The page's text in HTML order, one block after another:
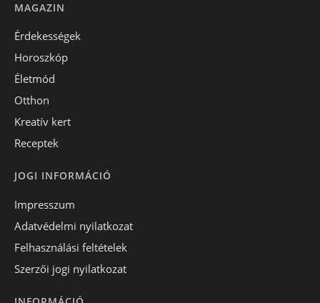
MAGAZIN
Érdekességek
Horoszkóp
Életmód
Otthon
Kreatív kert
Receptek
JOGI INFORMÁCIÓ
Impresszum
Adatvédelmi nyilatkozat
Felhasználási feltételek
Szerzői jogi nyilatkozat